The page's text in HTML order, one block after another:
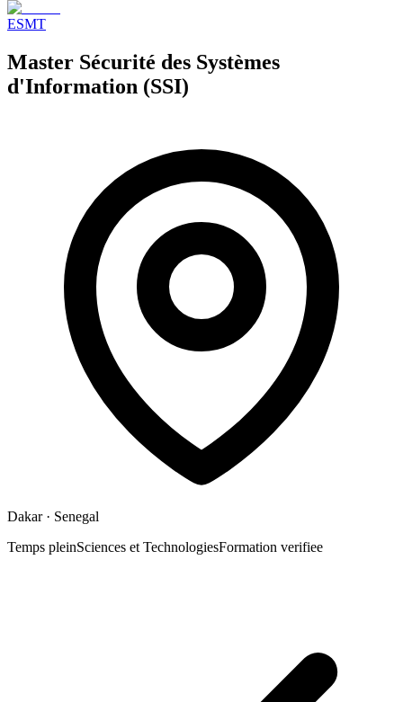
ESMT
Master Sécurité des Systèmes
d'Information (SSI)
Dakar· Senegal
Temps pleinSciences et TechnologiesFormation verifiee